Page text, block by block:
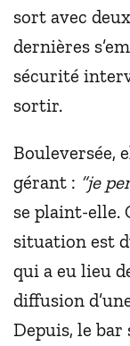
sort avec
dernières
sécurité
sortir.
Bouleversée,
gérant : “je
se plaint-elle.
situation est
qui a eu lieu
diffusion
Depuis, le bar